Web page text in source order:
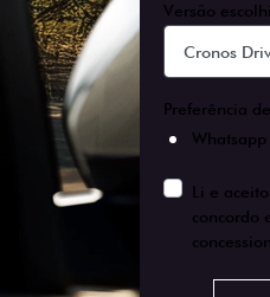
Versão
Preferência
Whatsapp
Li e
concordo